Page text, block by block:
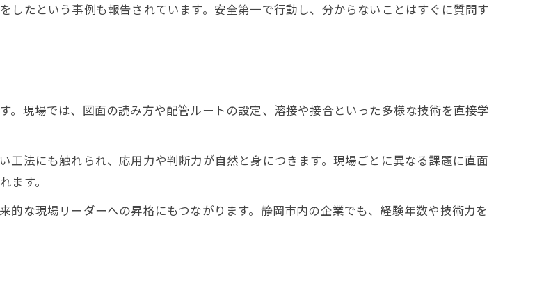
管工が転職で失敗しないための対策
管工の転職活動で役立つ自己分析法
したという事例も報告されています。安全第一で行動し、分からないことはすぐに質問す
。現場では、図面の読み方や配管ルートの設定、溶接や接合といった多様な技術を直接学
工法にも触れられ、応用力や判断力が自然と身につきます。現場ごとに異なる課題に直面
ます。
な現場リーダーへの昇格にもつながります。静岡市内の企業でも、経験年数や技術力を